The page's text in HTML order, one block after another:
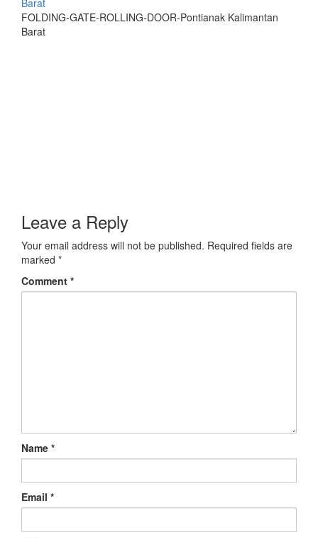
FOLDING-GATE-ROLLING-DOOR-Pontianak Kalimantan
Barat
Leave a Reply
Your email address will not be published. Required fields are
marked *
Comment *
Name *
Email *